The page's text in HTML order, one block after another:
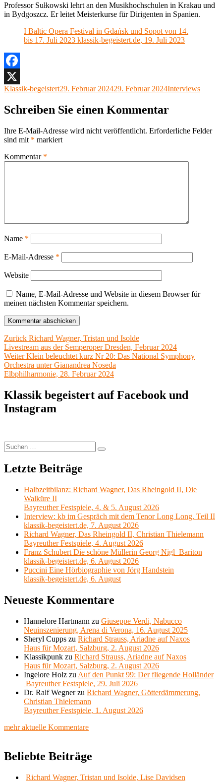
Professor Sułkowski lehrt an den Musikhochschulen in Krakau und
in Bydgoszcz. Er leitet Meisterkurse für Dirigenten in Spanien.
I Baltic Opera Festival in Gdańsk und Sopot von 14.
bis 17. Juli 2023 klassik-begeistert.de, 19. Juli 2023
Facebook
X
Autor
Klassik-begeistertVeröffentlicht
29. Februar 202429. Februar 2024Kategorien
Interviews
Schreiben Sie einen Kommentar
Ihre E-Mail-Adresse wird nicht veröffentlicht. Erforderliche Felder
sind mit * markiert
Kommentar *
Name *
E-Mail-Adresse *
Website
Name, E-Mail-Adresse und Website in diesem Browser für
meinen nächsten Kommentar speichern.
Beitragsnavigation
Zurück Vorheriger
Beitrag:
Richard Wagner, Tristan und Isolde
Livestream aus der Semperoper Dresden, Februar 2024
Weiter Nächster
Beitrag:
Klein beleuchtet kurz Nr 20: Das National Symphony
Orchestra unter Gianandrea Noseda
Elbphilharmonie, 28. Februar 2024
Klassik begeistert auf Facebook und
Instagram
Suchen
nach:
Suchen
Letzte Beiträge
Halbzeitbilanz: Richard Wagner, Das Rheingold II, Die
Walküre II
Bayreuther Festspiele, 4. & 5. August 2026
Interview: kb im Gespräch mit dem Tenor Long Long, Teil II
klassik-begeistert.de, 7. August 2026
Richard Wagner, Das Rheingold II, Christian Thielemann
Bayreuther Festspiele, 4. August 2026
Franz Schubert Die schöne Müllerin Georg Nigl Bariton
klassik-begeistert.de, 6. August 2026
Puccini Eine Hörbiographie von Jörg Handstein
klassik-begeistert.de, 6. August
Neueste Kommentare
Hannelore Hartmann zu Giuseppe Verdi, Nabucco
Neuinszenierung, Arena di Verona, 16. August 2025
Sheryl Cupps zu Richard Strauss, Ariadne auf Naxos
Haus für Mozart, Salzburg, 2. August 2026
Klassikpunk zu Richard Strauss, Ariadne auf Naxos
Haus für Mozart, Salzburg, 2. August 2026
Ingelore Holz zu Auf den Punkt 99: Der fliegende Holländer
Bayreuther Festspiele, 29. Juli 2026
Dr. Ralf Wegnerzu Richard Wagner, Götterdämmerung,
Christian Thielemann
Bayreuther Festspiele, 1. August 2026
mehr aktuelle Kommentare
Beliebte Beiträge
Richard Wagner, Tristan und Isolde, Lise Davidsen